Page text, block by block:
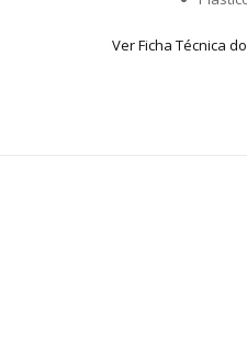
Ver Ficha Técnica